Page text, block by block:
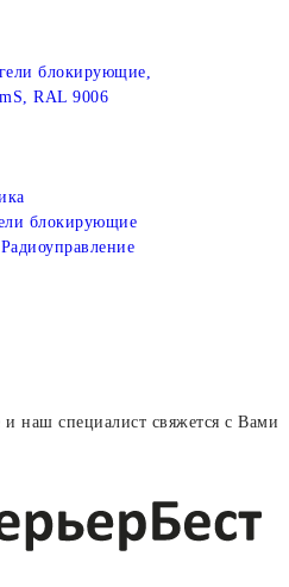
блокирующие,
RAL 9006
блокирующие
Радиоуправление
наш специалист свяжется с Вами